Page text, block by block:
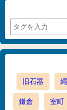
旧石器
鎌倉 室町